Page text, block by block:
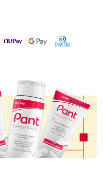
NuPay Google PayDiners Club